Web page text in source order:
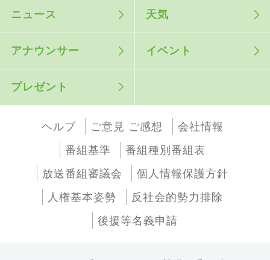
ニュース 天気
アナウンサー イベント
プレゼント
ヘルプ ご意見 ご感想
会社情報
番組基準
番組種別番組表
放送番組審議会
個人情報保護方針
人権基本姿勢
反社会的勢力排除
後援等名義申請